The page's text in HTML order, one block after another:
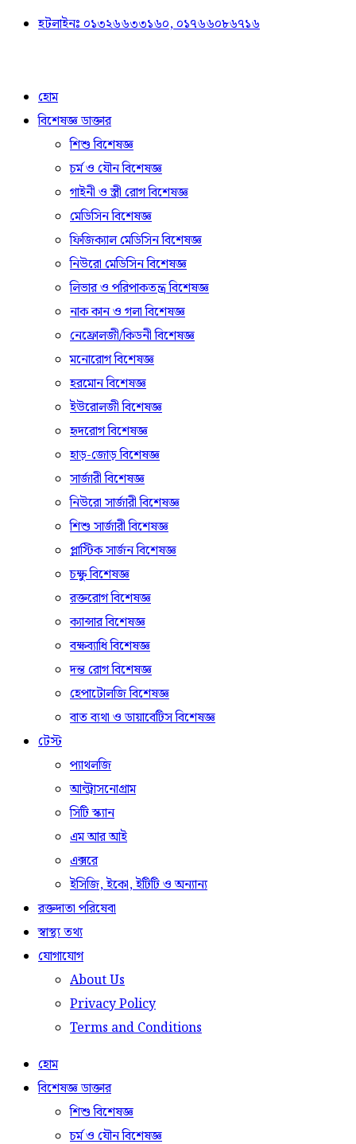
হটলাইনঃ ০১৩২৬৬৩৩১৬০, ০১৭৬৬০৮৬৭১৬
হোম
বিশেষজ্ঞ ডাক্তার
শিশু বিশেষজ্ঞ
চর্ম ও যৌন বিশেষজ্ঞ
গাইনী ও স্ত্রী রোগ বিশেষজ্ঞ
মেডিসিন বিশেষজ্ঞ
ফিজিক্যাল মেডিসিন বিশেষজ্ঞ
নিউরো মেডিসিন বিশেষজ্ঞ
লিভার ও পরিপাকতন্ত্র বিশেষজ্ঞ
নাক কান ও গলা বিশেষজ্ঞ
নেফ্রোলজী/কিডনী বিশেষজ্ঞ
মনোরোগ বিশেষজ্ঞ
হরমোন বিশেষজ্ঞ
ইউরোলজী বিশেষজ্ঞ
হৃদরোগ বিশেষজ্ঞ
হাড়-জোড় বিশেষজ্ঞ
সার্জারী বিশেষজ্ঞ
নিউরো সার্জারী বিশেষজ্ঞ
শিশু সার্জারী বিশেষজ্ঞ
প্লাস্টিক সার্জন বিশেষজ্ঞ
চক্ষু বিশেষজ্ঞ
রক্তরোগ বিশেষজ্ঞ
ক্যান্সার বিশেষজ্ঞ
বক্ষব্যাধি বিশেষজ্ঞ
দন্ত রোগ বিশেষজ্ঞ
হেপাটোলজি বিশেষজ্ঞ
বাত ব্যথা ও ডায়াবেটিস বিশেষজ্ঞ
টেস্ট
প্যাথলজি
আল্ট্রাসনোগ্রাম
সিটি স্ক্যান
এম আর আই
এক্সরে
ইসিজি, ইকো, ইটিটি ও অন্যান্য
রক্তদাতা পরিষেবা
স্বাস্থ্য তথ্য
যোগাযোগ
About Us
Privacy Policy
Terms and Conditions
হোম
বিশেষজ্ঞ ডাক্তার
শিশু বিশেষজ্ঞ
চর্ম ও যৌন বিশেষজ্ঞ